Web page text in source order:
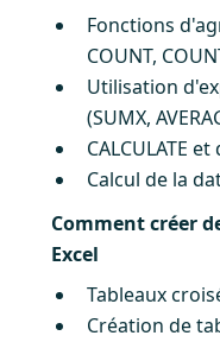
Fonctions
COUNT,
Utilisation
(SUMX,
CALCULATE
Calcul de la
Comment créer
Excel
Tableaux
Création de